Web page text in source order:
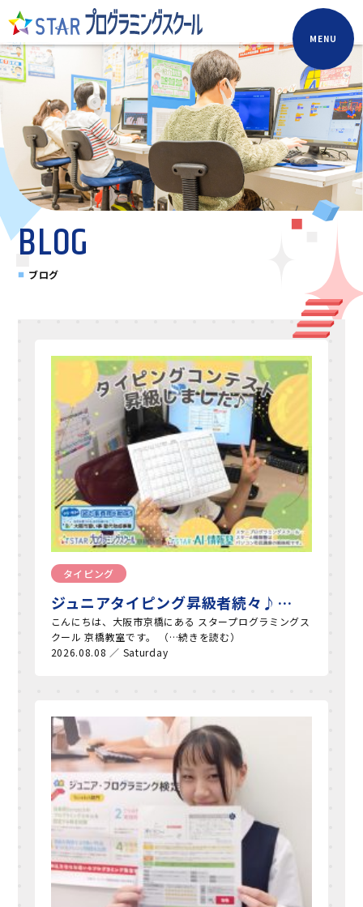
MENU
BLOG
ブログ
タイピング
ジュニアタイピング昇級者続々♪…
こんにちは、大阪市京橋にある スタープログラミングス
クール 京橋教室です。 （…続きを読む）
2026.08.08 ／ Saturday